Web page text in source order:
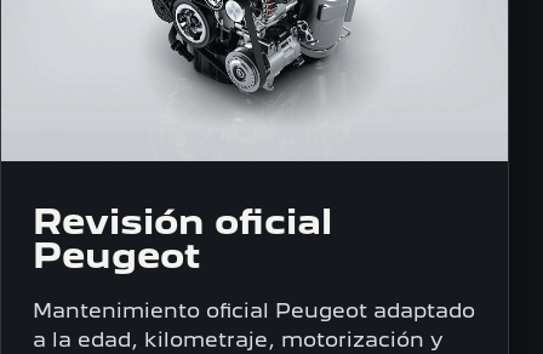
Revisión oficial
Peugeot
Mantenimiento oficial Peugeot adaptado
a la edad, kilometraje, motorización y